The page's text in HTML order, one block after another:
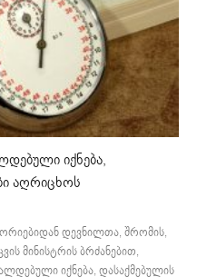
იქნება,
აღრიცხოს
დევნილთა, შრომის,
მინისტრის ბრძანებით,
იქნება, დასაქმებულის